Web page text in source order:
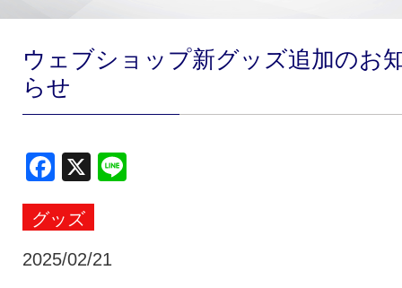
試合日程・結果
スクール
ウェブショップ新グッズ追加のお
らせ
Facebook
X
グッズ
2025/02/21